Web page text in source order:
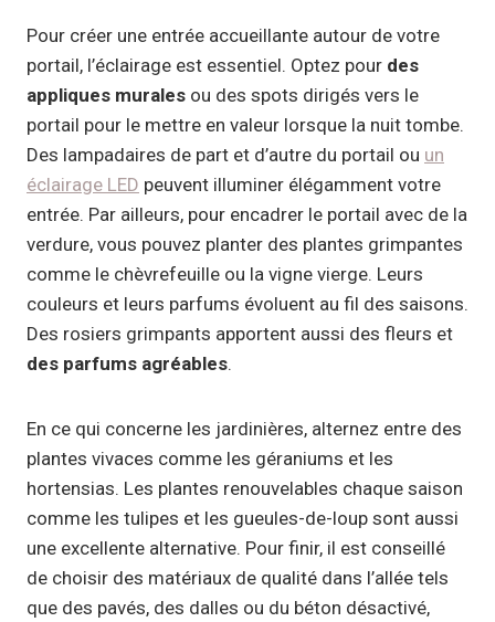
Pour créer une entrée accueillante autour de votre
portail, l’éclairage est essentiel. Optez pour des
appliques murales ou des spots dirigés vers le
portail pour le mettre en valeur lorsque la nuit tombe.
Des lampadaires de part et d’autre du portail ou un
éclairage LED peuvent illuminer élégamment votre
entrée. Par ailleurs, pour encadrer le portail avec de la
verdure, vous pouvez planter des plantes grimpantes
comme le chèvrefeuille ou la vigne vierge. Leurs
couleurs et leurs parfums évoluent au fil des saisons.
Des rosiers grimpants apportent aussi des fleurs et
des parfums agréables.
En ce qui concerne les jardinières, alternez entre des
plantes vivaces comme les géraniums et les
hortensias. Les plantes renouvelables chaque saison
comme les tulipes et les gueules-de-loup sont aussi
une excellente alternative. Pour finir, il est conseillé
de choisir des matériaux de qualité dans l’allée tels
que des pavés, des dalles ou du béton désactivé,